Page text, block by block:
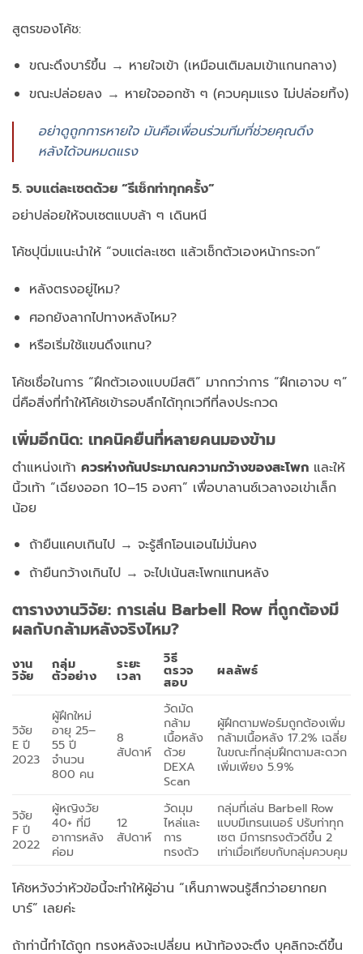
สูตรของโค้ช:
ขณะดึงบาร์ขึ้น → หายใจเข้า (เหมือนเติมลมเข้าแกนกลาง)
ขณะปล่อยลง → หายใจออกช้า ๆ (ควบคุมแรง ไม่ปล่อยทิ้ง)
อย่าดูถูกการหายใจ มันคือเพื่อนร่วมทีมที่ช่วยคุณดึง
หลังได้จนหมดแรง
5. จบแต่ละเซตด้วย “รีเช็กท่าทุกครั้ง”
อย่าปล่อยให้จบเซตแบบล้า ๆ เดินหนี
โค้ชปุนิ่มแนะนำให้ “จบแต่ละเซต แล้วเช็กตัวเองหน้ากระจก”
หลังตรงอยู่ไหม?
ศอกยังลากไปทางหลังไหม?
หรือเริ่มใช้แขนดึงแทน?
โค้ชเชื่อในการ “ฝึกตัวเองแบบมีสติ” มากกว่าการ “ฝึกเอาจบ ๆ”
นี่คือสิ่งที่ทำให้โค้ชเข้ารอบลึกได้ทุกเวทีที่ลงประกวด
เพิ่มอีกนิด: เทคนิคยืนที่หลายคนมองข้าม
ตำแหน่งเท้า ควรห่างกันประมาณความกว้างของสะโพก และให้
นิ้วเท้า “เฉียงออก 10–15 องศา” เพื่อบาลานซ์เวลางอเข่าเล็ก
น้อย
ถ้ายืนแคบเกินไป → จะรู้สึกโอนเอนไม่มั่นคง
ถ้ายืนกว้างเกินไป → จะไปเน้นสะโพกแทนหลัง
ตารางงานวิจัย: การเล่น Barbell Row ที่ถูกต้องมี
ผลกับกล้ามหลังจริงไหม?
งาน
วิจัย
กลุ่ม
ตัวอย่าง
ระยะ
เวลา
วิธี
ตรวจ
สอบ
ผลลัพธ์
วิจัย
E ปี
2023
ผู้ฝึกใหม่
อายุ 25–
55 ปี
จำนวน
800 คน
8
สัปดาห์
วัดมัด
กล้าม
เนื้อหลัง
ด้วย
DEXA
Scan
ผู้ฝึกตามฟอร์มถูกต้องเพิ่ม
กล้ามเนื้อหลัง 17.2% เฉลี่ย
ในขณะที่กลุ่มฝึกตามสะดวก
เพิ่มเพียง 5.9%
วิจัย
F ปี
2022
ผู้หญิงวัย
40+ ที่มี
อาการหลัง
ค่อม
12
สัปดาห์
วัดมุม
ไหล่และ
การ
ทรงตัว
กลุ่มที่เล่น Barbell Row
แบบมีเทรนเนอร์ ปรับท่าทุก
เซต มีการทรงตัวดีขึ้น 2
เท่าเมื่อเทียบกับกลุ่มควบคุม
โค้ชหวังว่าหัวข้อนี้จะทำให้ผู้อ่าน “เห็นภาพจนรู้สึกว่าอยากยก
บาร์” เลยค่ะ
ถ้าท่านี้ทำได้ถูก ทรงหลังจะเปลี่ยน หน้าท้องจะตึง บุคลิกจะดีขึ้น